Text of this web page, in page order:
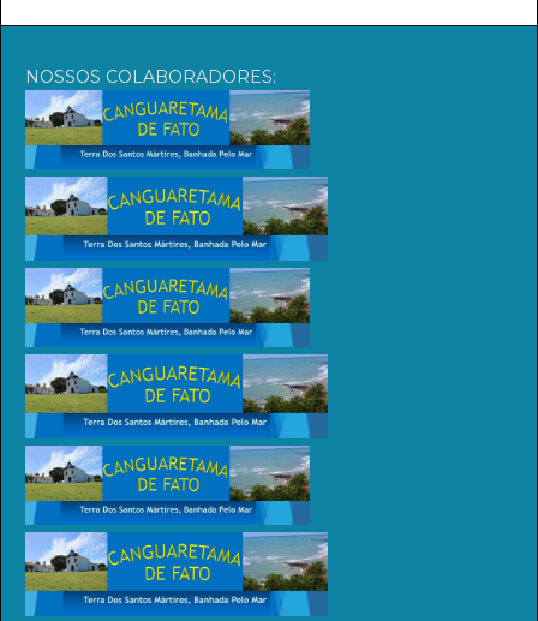
NOSSOS COLABORADORES: